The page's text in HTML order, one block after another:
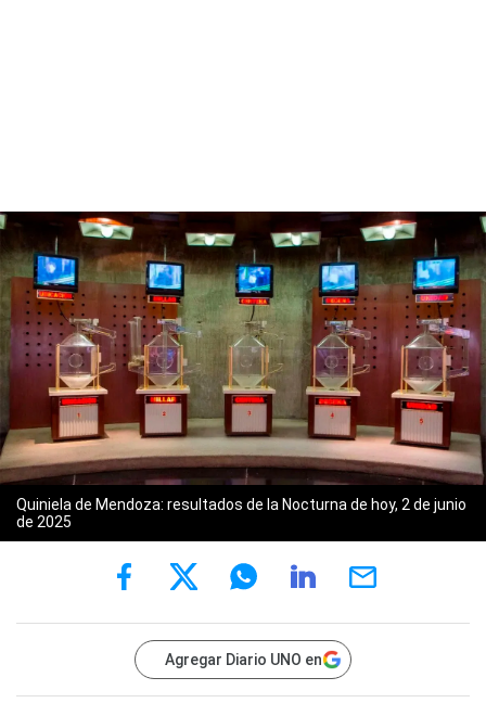
Quiniela de Mendoza: resultados de la Nocturna de hoy, 2 de junio
de 2025
Agregar Diario UNO en